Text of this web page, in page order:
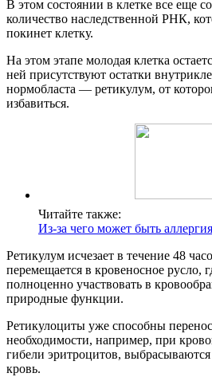
В этом состоянии в клетке все еще
количество наследственной РНК,
покинет клетку.
На этом этапе молодая клетка
ней присутствуют остатки
нормобласта — ретикулум, от
избавиться.
Читайте также:
Из-за чего может быть
Ретикулум исчезает в течение 48
перемещается в кровеносное русло,
полноценно участвовать в
природные функции.
Ретикулоциты уже способны
необходимости, например, при
гибели эритроцитов, выбрасываются
кровь.